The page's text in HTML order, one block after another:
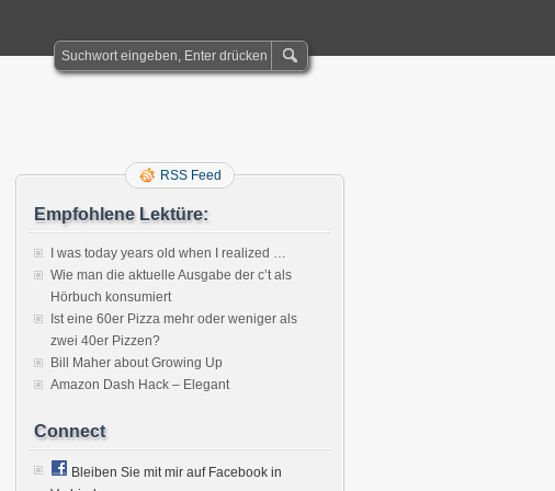
RSS Feed
Empfohlene Lektüre:
I was today years old when I realized …
Wie man die aktuelle Ausgabe der c’t als
Hörbuch konsumiert
Ist eine 60er Pizza mehr oder weniger als
zwei 40er Pizzen?
Bill Maher about Growing Up
Amazon Dash Hack – Elegant
Connect
Bleiben Sie mit mir auf Facebook in